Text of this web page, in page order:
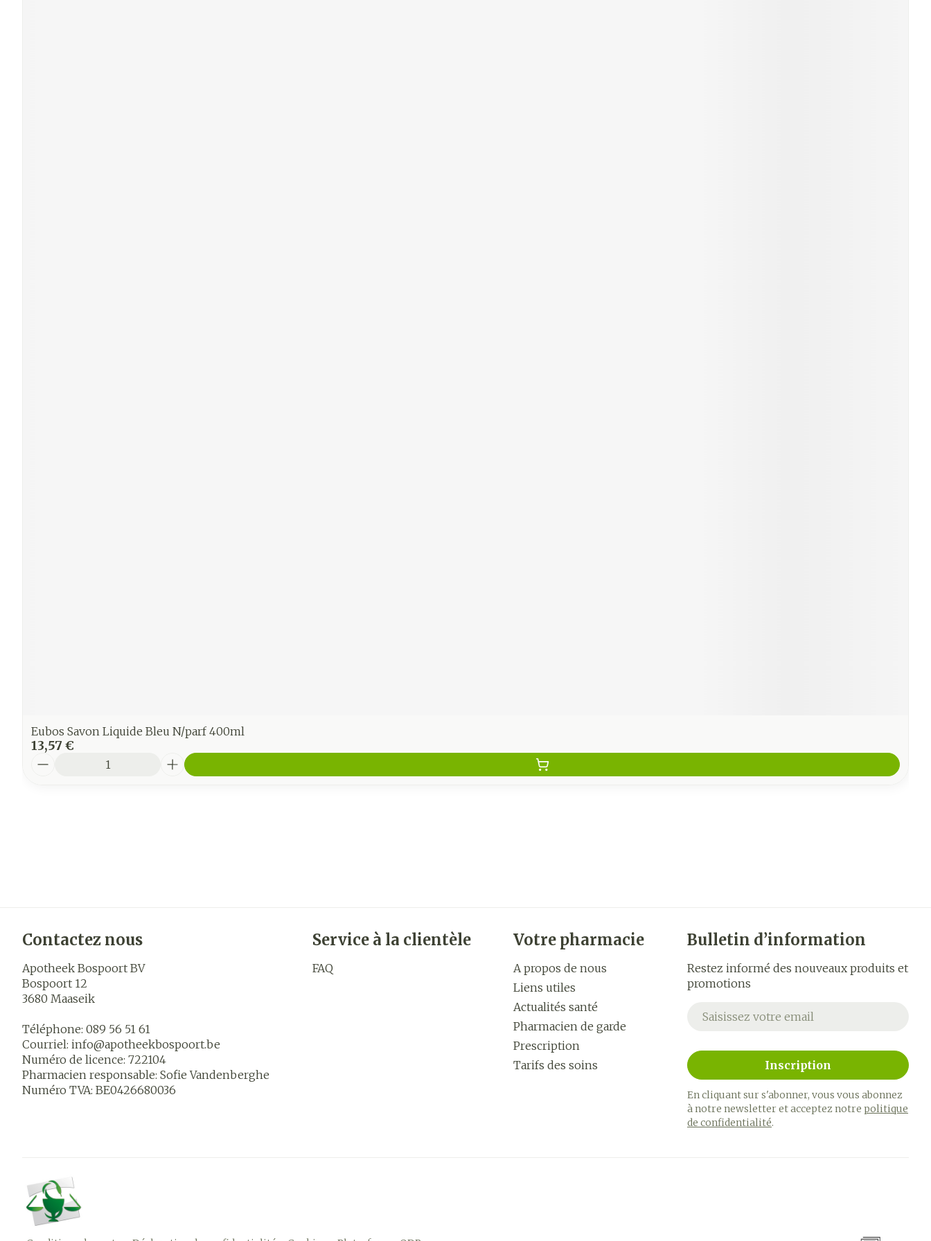
Eubos Savon Liquide Bleu N/parf 400ml
13,57 €
Contactez nous
Apotheek Bospoort BV
Bospoort 12
3680 Maaseik
Téléphone: 089 56 51 61
Courriel: info@apotheekbospoort.be
Numéro de licence: 722104
Pharmacien responsable: Sofie Vandenberghe
Numéro TVA: BE0426680036
Service à la clientèle
FAQ
Votre pharmacie
A propos de nous
Liens utiles
Actualités santé
Pharmacien de garde
Prescription
Tarifs des soins
Bulletin d’information
Restez informé des nouveaux produits et
promotions
Adresse mail
Inscription
En cliquant sur s'abonner, vous vous abonnez
à notre newsletter et acceptez notrepolitique
de confidentialité.